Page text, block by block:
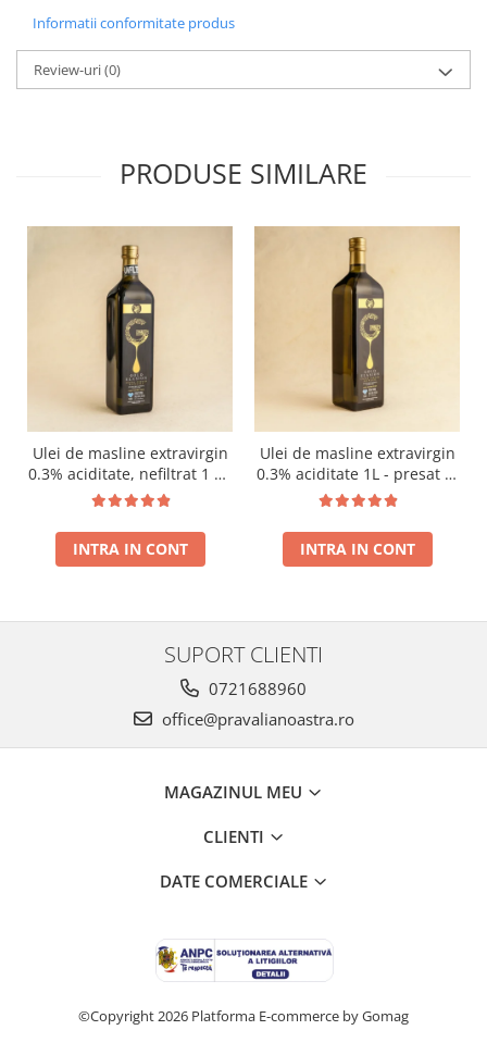
Informatii conformitate produs
Review-uri(0)
PRODUSE SIMILARE
Ulei de masline extravirgin
0.3% aciditate, nefiltrat 1 L -
presat la rece RECOLTA
INTRA IN CONT
Ulei de masline extravirgin
0.3% aciditate 1L - presat la
rece RECOLTA NOUA
INTRA IN CONT
SUPORT CLIENTI
0721688960
office@pravalianoastra.ro
MAGAZINUL MEU
CLIENTI
DATE COMERCIALE
©Copyright 2026 Platforma E-commerce by Gomag